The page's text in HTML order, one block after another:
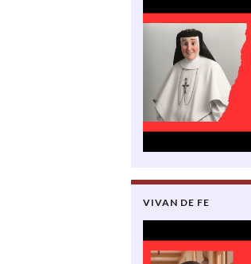
VIVAN DE FE